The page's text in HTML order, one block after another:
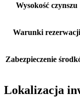
Wysokość czynszu
Warunki rezerwacji
Zabezpieczenie
Lokalizacja